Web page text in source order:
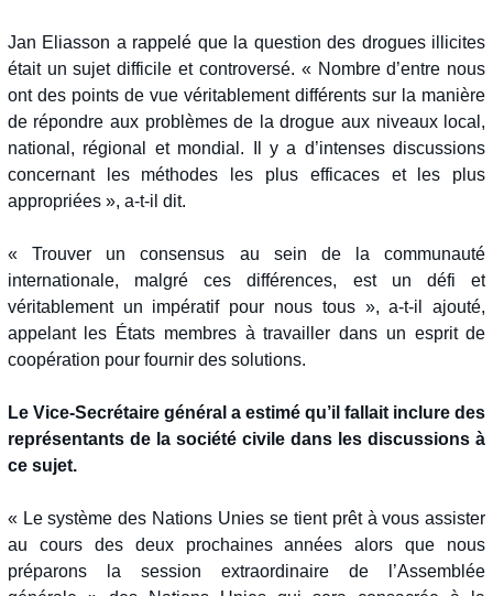
Jan Eliasson a rappelé que la question des drogues illicites
était un sujet difficile et controversé. « Nombre d’entre nous
ont des points de vue véritablement différents sur la manière
de répondre aux problèmes de la drogue aux niveaux local,
national, régional et mondial. Il y a d’intenses discussions
concernant les méthodes les plus efficaces et les plus
appropriées », a-t-il dit.
« Trouver un consensus au sein de la communauté
internationale, malgré ces différences, est un défi et
véritablement un impératif pour nous tous », a-t-il ajouté,
appelant les États membres à travailler dans un esprit de
coopération pour fournir des solutions.
Le Vice-Secrétaire général a estimé qu’il fallait inclure des
représentants de la société civile dans les discussions à
ce sujet.
« Le système des Nations Unies se tient prêt à vous assister
au cours des deux prochaines années alors que nous
préparons la session extraordinaire de l’Assemblée